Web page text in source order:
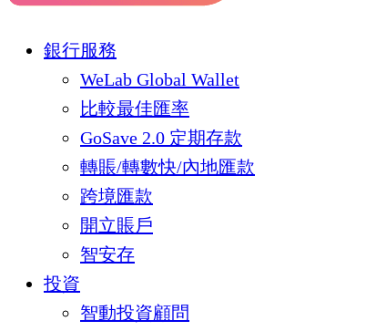
銀行服務
WeLab Global Wallet
比較最佳匯率
GoSave 2.0 定期存款
轉賬/轉數快/內地匯款
跨境匯款
開立賬戶
智安存
投資
智動投資顧問